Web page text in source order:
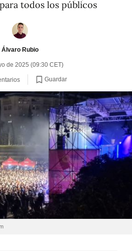
todos los públicos
Álvaro Rubio
de 2025 (09:30 CET)
Guardar